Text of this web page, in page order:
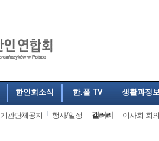
한인회소식 한.폴 TV 생활과정
기관단체공지 행사/일정 갤러리 이사회 회